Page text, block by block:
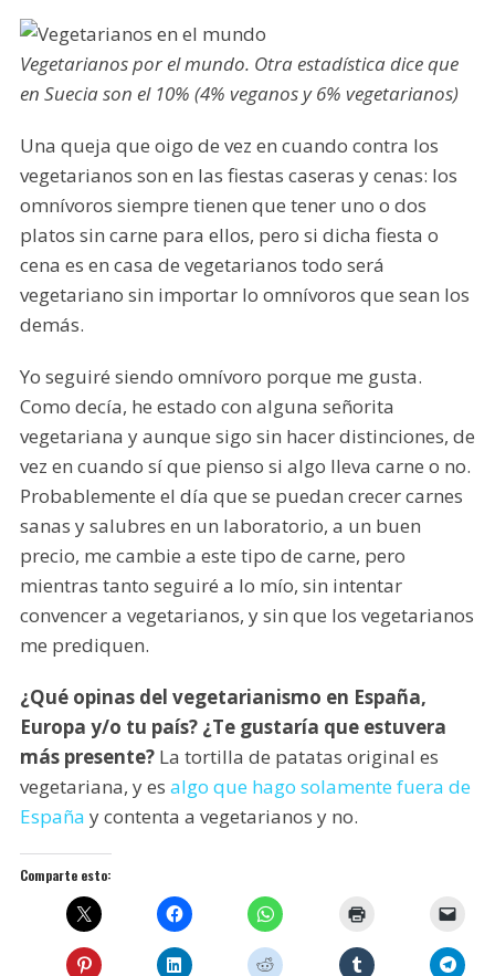
Vegetarianos por el mundo. Otra estadística dice que
en Suecia son el 10% (4% veganos y 6% vegetarianos)
Una queja que oigo de vez en cuando contra los
vegetarianos son en las fiestas caseras y cenas: los
omnívoros siempre tienen que tener uno o dos
platos sin carne para ellos, pero si dicha fiesta o
cena es en casa de vegetarianos todo será
vegetariano sin importar lo omnívoros que sean los
demás.
Yo seguiré siendo omnívoro porque me gusta.
Como decía, he estado con alguna señorita
vegetariana y aunque sigo sin hacer distinciones, de
vez en cuando sí que pienso si algo lleva carne o no.
Probablemente el día que se puedan crecer carnes
sanas y salubres en un laboratorio, a un buen
precio, me cambie a este tipo de carne, pero
mientras tanto seguiré a lo mío, sin intentar
convencer a vegetarianos, y sin que los vegetarianos
me prediquen.
¿Qué opinas del vegetarianismo en España,
Europa y/o tu país? ¿Te gustaría que estuvera
más presente?La tortilla de patatas original es
vegetariana, y es algo que hago solamente fuera de
España y contenta a vegetarianos y no.
Comparte esto: